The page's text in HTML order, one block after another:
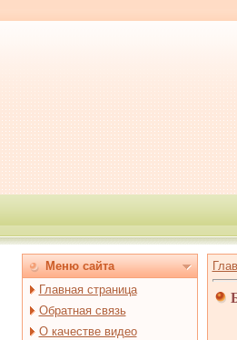
Меню сайта
Главная страница
Обратная связь
О качестве видео